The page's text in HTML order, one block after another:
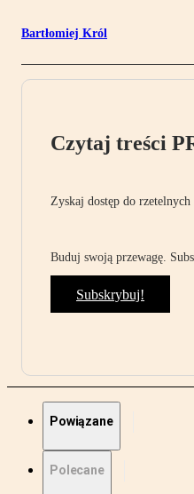
Bartłomiej Król
Czytaj treści
Zyskaj dostęp do
Buduj swoją przewagę.
Subskrybuj!
Powiązane
Polecane